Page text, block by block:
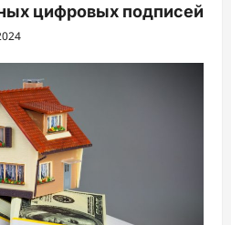
цифровых подписей